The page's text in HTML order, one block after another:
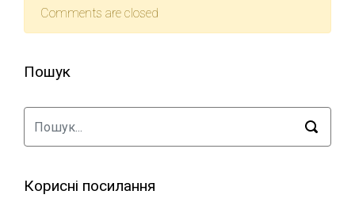
Comments are closed
Пошук
Корисні посилання